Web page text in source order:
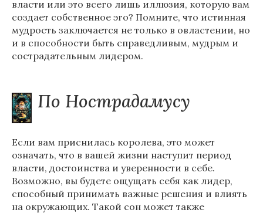
власти или это всего лишь иллюзия, которую вам
создает собственное эго? Помните, что истинная
мудрость заключается не только в овластении, но
и в способности быть справедливым, мудрым и
сострадательным лидером.
По Нострадамусу
Если вам приснилась королева, это может
означать, что в вашей жизни наступит период
власти, достоинства и уверенности в себе.
Возможно, вы будете ощущать себя как лидер,
способный принимать важные решения и влиять
на окружающих. Такой сон может также